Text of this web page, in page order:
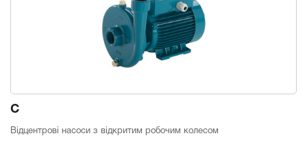
C
Відцентрові насоси з відкритим робочим колесом